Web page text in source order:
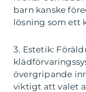
barn kanske
lösning som ett
3. Estetik:
övergripande
viktigt att valet